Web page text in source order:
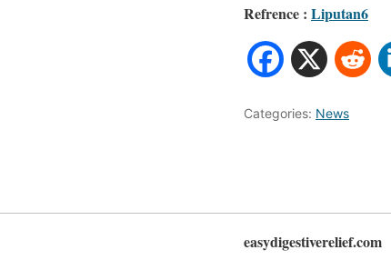
Refrence : Liputan6
Categories: News
easydigestiverelief.com